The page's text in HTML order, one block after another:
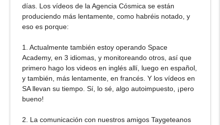
días. Los vídeos de la Agencia Cósmica se están
produciendo más lentamente, como habréis notado, y
eso es porque:
1. Actualmente también estoy operando Space
Academy, en 3 idiomas, y monitoreando otros, así que
primero hago los videos en inglés allí, luego en español,
y también, más lentamente, en francés. Y los vídeos en
SA llevan su tiempo. Sí, lo sé, algo autoimpuesto, ¡pero
bueno!
2. La comunicación con nuestros amigos Taygeteanos